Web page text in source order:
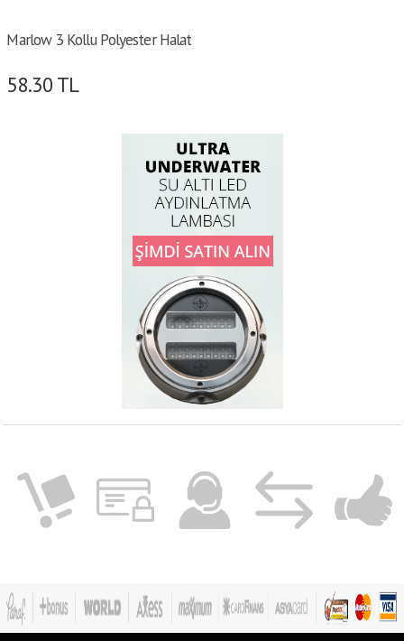
Marlow 3 Kollu Polyester Halat
58.30 TL